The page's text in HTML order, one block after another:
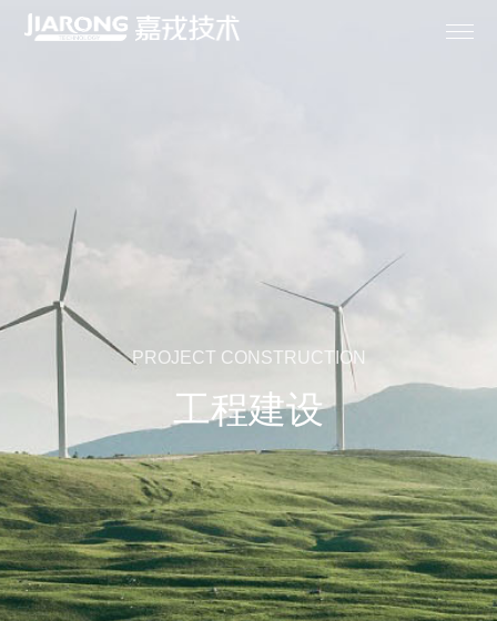
成套设备
技术支持 
新闻资讯 
PROJECT CONSTRUCTION
工程建设